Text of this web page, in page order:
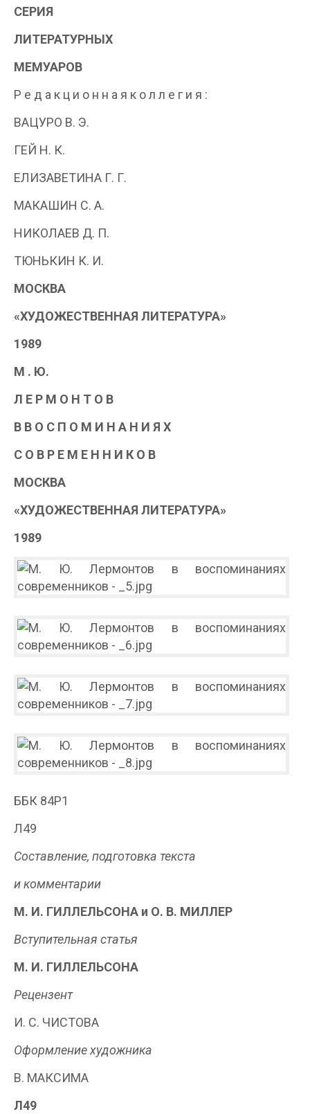
СЕРИЯ
ЛИТЕРАТУРНЫХ
МЕМУАРОВ
Р е д а к ц и о н н а я к о л л е г и я :
ВАЦУРО В. Э.
ГЕЙ Н. К.
ЕЛИЗАВЕТИНА Г. Г.
МАКАШИН С. А.
НИКОЛАЕВ Д. П.
ТЮНЬКИН К. И.
МОСКВА
«ХУДОЖЕСТВЕННАЯ ЛИТЕРАТУРА»
1989
M . Ю.
Л Е Р М О Н Т О В
В В О С П О М И Н А Н И Я Х
С О В Р Е М Е Н Н И К О В
МОСКВА
«ХУДОЖЕСТВЕННАЯ ЛИТЕРАТУРА»
1989
ББК 84Р1
Л49
Составление, подготовка текста
и комментарии
М. И. ГИЛЛЕЛЬСОНА и О. В. МИЛЛЕР
Вступительная статья
М. И. ГИЛЛЕЛЬСОНА
Рецензент
И. С. ЧИСТОВА
Оформление художника
В. МАКСИМА
Л49